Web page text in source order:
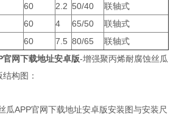
60 2.2 50/40
联轴式
60 4 65/50
联轴式
60 7.5 80/65
联轴式
网下载地址安卓版-增强聚丙烯耐腐蚀丝瓜
图：
瓜APP官网下载地址安卓版安装图与安装尺